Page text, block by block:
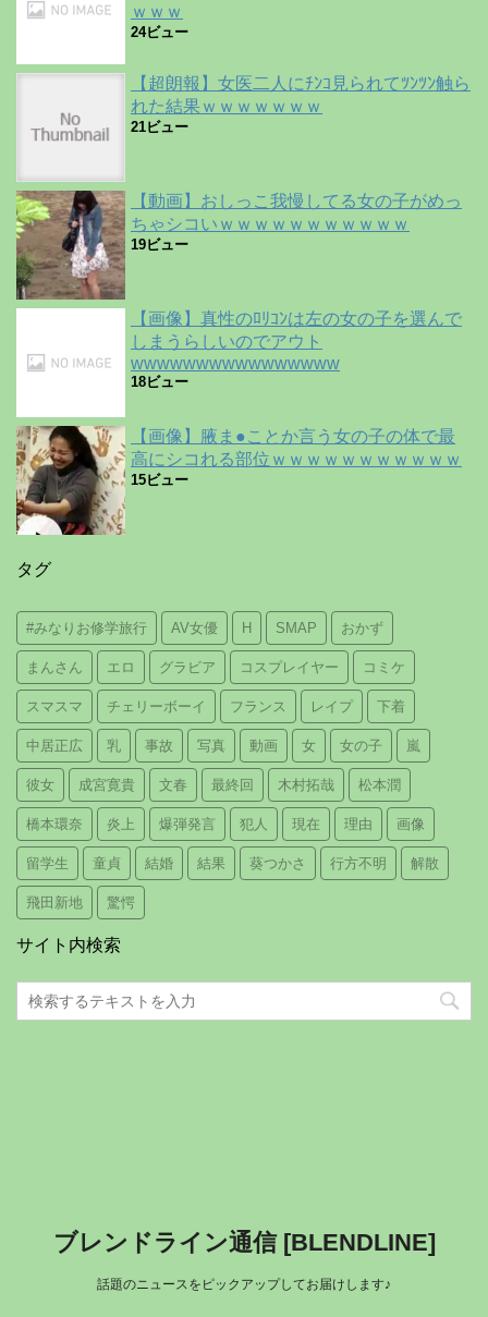
ｗｗｗ
24ビュー
【超朗報】女医二人にﾁﾝｺ見られてﾂﾝﾂﾝ触ら
れた結果ｗｗｗｗｗｗｗ
21ビュー
【動画】おしっこ我慢してる女の子がめっ
ちゃシコいｗｗｗｗｗｗｗｗｗｗｗ
19ビュー
【画像】真性のﾛﾘｺﾝは左の女の子を選んで
しまうらしいのでアウト
wwwwwwwwwwwwwwww
18ビュー
【画像】腋ま●ことか言う女の子の体で最
高にシコれる部位ｗｗｗｗｗｗｗｗｗｗｗ
15ビュー
タグ
#みなりお修学旅行 AV女優 H SMAP おかず
まんさん エロ グラビア コスプレイヤー コミケ
スマスマ チェリーボーイ フランス レイプ 下着
中居正広 乳 事故 写真 動画 女 女の子 嵐
彼女 成宮寛貴 文春 最終回 木村拓哉 松本潤
橋本環奈 炎上 爆弾発言 犯人 現在 理由 画像
留学生 童貞 結婚 結果 葵つかさ 行方不明 解散
飛田新地 驚愕
サイト内検索
ブレンドライン通信 [BLENDLINE]
話題のニュースをピックアップしてお届けします♪